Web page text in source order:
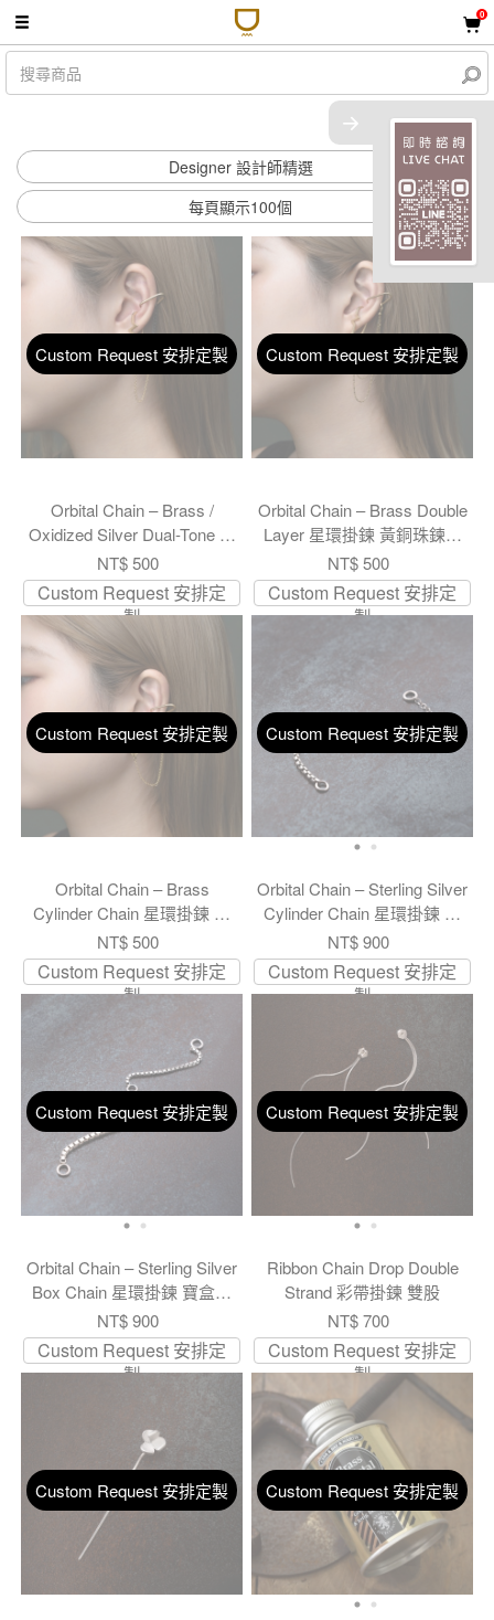
0
共 9 件商品
Designer 設計師精選
每頁顯示100個
顯示篩選條件
Custom Request 安排定製
Orbital Chain – Brass /
Oxidized Silver Dual-Tone 星
環掛鍊 黃銅／墨銀 雙色鍊
NT$ 500
Custom Request 安排定
製
Custom Request 安排定製
Orbital Chain – Brass Double
Layer 星環掛鍊 黃銅珠鍊雙
軌
NT$ 500
Custom Request 安排定
製
Custom Request 安排定製
Orbital Chain – Brass
Cylinder Chain 星環掛鍊 黃
銅橢圓雙拼
NT$ 500
Custom Request 安排定
製
Custom Request 安排定製
Orbital Chain – Sterling Silver
Cylinder Chain 星環掛鍊 純
銀橢圓雙拼
NT$ 900
Custom Request 安排定
製
Custom Request 安排定製
Orbital Chain – Sterling Silver
Box Chain 星環掛鍊 寶盒方
鍊
NT$ 900
Custom Request 安排定
製
Custom Request 安排定製
Ribbon Chain Drop Double
Strand 彩帶掛鍊 雙股
NT$ 700
Custom Request 安排定
製
Custom Request 安排定製 Custom Request 安排定製